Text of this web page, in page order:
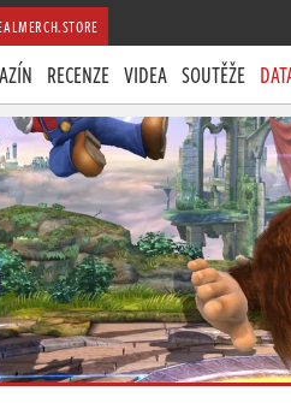
RECENZE VIDEA SOUTĚŽE